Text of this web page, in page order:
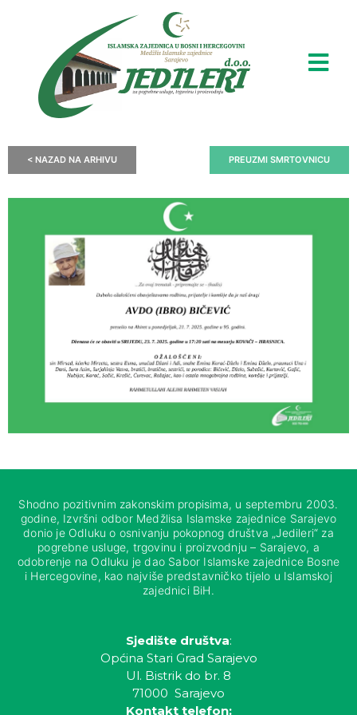
< NAZAD NA ARHIVU PREUZMI SMRTOVNICU
Shodno pozitivnim zakonskim propisima, u septembru 2003.
godine, Izvršni odbor Medžlisa Islamske zajednice Sarajevo
donio je Odluku o osnivanju pokopnog društva „Jedileri“ za
pogrebne usluge, trgovinu i proizvodnju – Sarajevo, a
odobrenje na Odluku je dao Sabor Islamske zajednice Bosne
i Hercegovine, kao najviše predstavničko tijelo u Islamskoj
zajednici BiH.
Sjedište društva:
Općina Stari Grad Sarajevo
Ul. Bistrik do br. 8
71000 Sarajevo
Kontakt telefon: